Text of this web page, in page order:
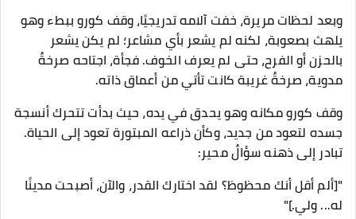
وبعد لحظات مريرة، خفت آلامه تدريجيًا، وقف كورو ببطء وهو
يلهث بصعوبة، لكنه لم يشعر بأي مشاعر؛ لم يكن يشعر
بالحزن أو الفرح، حتى لم يعرف الخوف. فجأة، اجتاحه صرخةٌ
مدوية، صرخةٌ غريبة كانت تأتي من أعماق ذاته.
وقف كورو مكانه وهو يحدق في يده، حيث بدأت تتحرك أنسجة
جسده لتعود من جديد، وكأن ذراعه المبتورة تعود إلى الحياة.
تبادر إلى ذهنه سؤالٌ محير:
"[ألم أقل أنك محظوظ؟ لقد اختارك القدر، والآن، أصبحت مدينًا
له... ولي.]"